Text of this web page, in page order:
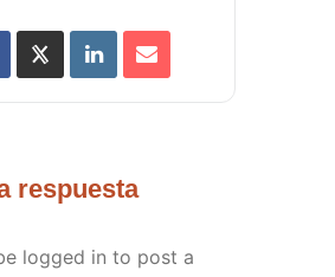
respuesta
logged in to post a